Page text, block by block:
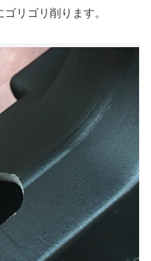
リゴリ削ります。